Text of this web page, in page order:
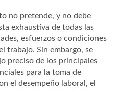
no pretende, y no debe
exhaustiva de todas las
esfuerzos o condiciones
trabajo. Sin embargo, se
preciso de los principales
para la toma de
el desempeño laboral, el